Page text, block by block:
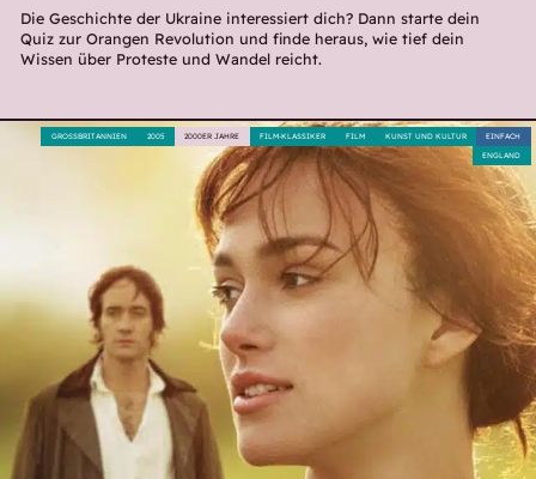
Die Geschichte der Ukraine interessiert dich? Dann starte dein
Quiz zur Orangen Revolution und finde heraus, wie tief dein
Wissen über Proteste und Wandel reicht.
EINFACH
KUNST UND KULTUR
FILM
FILM-KLASSIKER
2000ER JAHRE
2005
GROSSBRITANNIEN
ENGLAND